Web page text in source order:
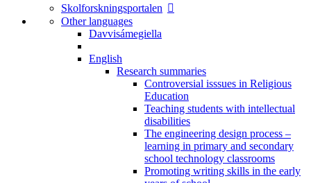
Skolforskningsportalen
Other languages
Davvisámegiella
English
Research summaries
Controversial isssues in Religious
Education
Teaching students with intellectual
disabilities
The engineering design process –
learning in primary and secondary
school technology classrooms
Promoting writing skills in the early